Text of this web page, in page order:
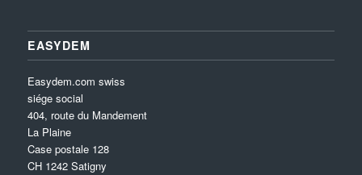
EASYDEM
Easydem.com swiss
siége social
404, route du Mandement
La Plaine
Case postale 128
CH 1242 Satigny